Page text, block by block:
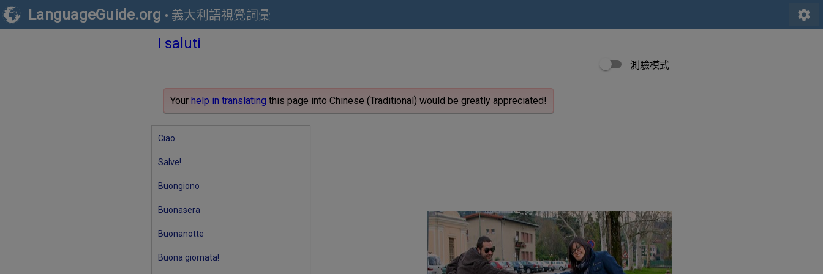
LanguageGuide.org • 義大利語視覺詞彙 settings
I saluti
測驗模式
Your help in translating this page into Chinese (Traditional) would be greatly appreciated!
Ciao
Salve!
Buongiono
Buonasera
Buonanotte
Buona giornata!